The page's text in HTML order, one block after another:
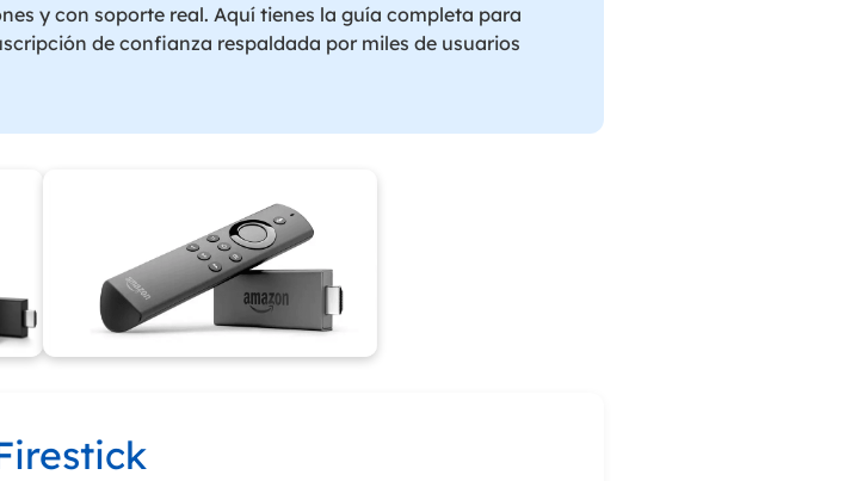
y con soporte real. Aquí tienes la guía completa para
de confianza respaldada por miles de usuarios